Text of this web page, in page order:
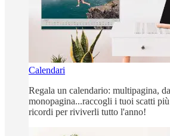
Calendari
Regala un calendario: multipagina,
monopagina...raccogli i tuoi scatti
ricordi per riviverli tutto l'anno!